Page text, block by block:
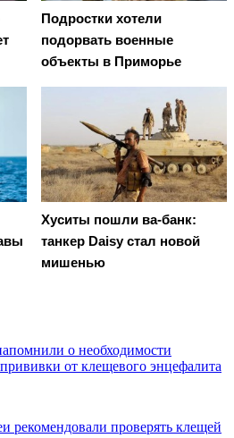
Подростки хотели
подорвать военные
объекты в Приморье
Хуситы пошли ва-банк:
танкер Daisy стал новой
мишенью
о необходимости
от клещевого энцефалита
рекомендовали проверять клещей